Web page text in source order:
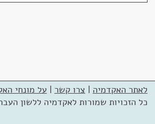
לאתר האקדמיה | צרו קשר | על מונחי
כל הזכויות שמורות לאקדמיה ללשון